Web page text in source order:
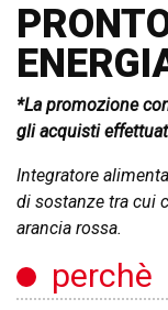
*La promozione
gli acquisti
Integratore
di sostanze tra cui
arancia rossa.
perchè